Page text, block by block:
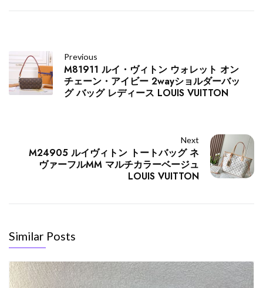
Previous
M81911 ルイ・ヴィトン ウォレット オン
チェーン・アイビー 2wayショルダーバッ
グ バッグ レディース LOUIS VUITTON
Next
M24905 ルイヴィトン トートバッグ ネ
ヴァーフルMM マルチカラーベージュ
LOUIS VUITTON
Similar Posts